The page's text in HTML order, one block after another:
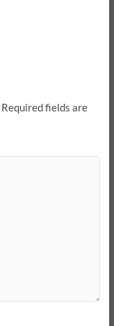
Required fields are